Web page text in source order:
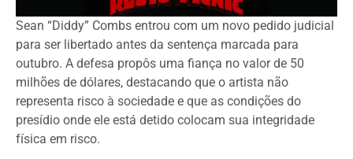
Sean “Diddy” Combs entrou com um novo pedido judicial
para ser libertado antes da sentença marcada para
outubro. A defesa propôs uma fiança no valor de 50
milhões de dólares, destacando que o artista não
representa risco à sociedade e que as condições do
presídio onde ele está detido colocam sua integridade
física em risco.